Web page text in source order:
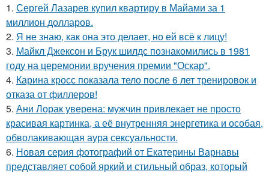
1. Сергей Лазарев купил квартиру в Майами за 1
миллион долларов.
2. Я не знаю, как она это делает, но ей всё к лицу!
3. Майкл Джексон и Брук шилдс познакомились в 1981
году на церемонии вручения премии "Оскар".
4. Карина кросс показала тело после 6 лет тренировок и
отказа от филлеров!
5. Ани Лорак уверена: мужчин привлекает не просто
красивая картинка, а её внутренняя энергетика и особая,
обволакивающая аура сексуальности.
6. Новая серия фотографий от Екатерины Варнавы
представляет собой яркий и стильный образ, который